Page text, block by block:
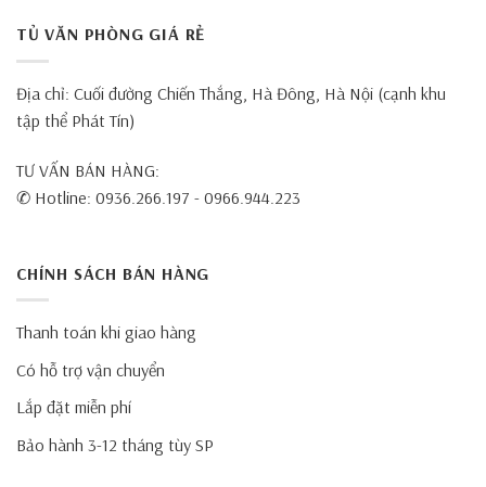
TỦ VĂN PHÒNG GIÁ RẺ
Địa chỉ: Cuối đường Chiến Thắng, Hà Đông, Hà Nội (cạnh khu
tập thể Phát Tín)
TƯ VẤN BÁN HÀNG:
✆ Hotline: 0936.266.197 - 0966.944.223
CHÍNH SÁCH BÁN HÀNG
Thanh toán khi giao hàng
Có hỗ trợ vận chuyển
Lắp đặt miễn phí
Bảo hành 3-12 tháng tùy SP